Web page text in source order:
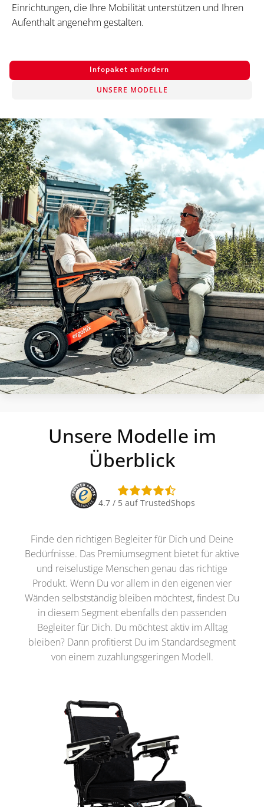
Einrichtungen, die Ihre Mobilität unterstützen und Ihren
Aufenthalt angenehm gestalten.
Infopaket anfordern
UNSERE MODELLE
Unsere Modelle im
Überblick
4.7 / 5 auf TrustedShops
Finde den richtigen Begleiter für Dich und Deine
Bedürfnisse. Das Premiumsegment bietet für aktive
und reiselustige Menschen genau das richtige
Produkt. Wenn Du vor allem in den eigenen vier
Wänden selbstständig bleiben möchtest, findest Du
in diesem Segment ebenfalls den passenden
Begleiter für Dich. Du möchtest aktiv im Alltag
bleiben? Dann profitierst Du im Standardsegment
von einem zuzahlungsgeringen Modell.